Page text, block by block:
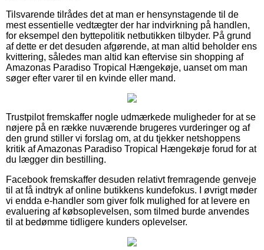
Tilsvarende tilrådes det at man er hensynstagende til de
mest essentielle vedtægter der har indvirkning på handlen,
for eksempel den byttepolitik netbutikken tilbyder. På grund
af dette er det desuden afgørende, at man altid beholder ens
kvittering, således man altid kan eftervise sin shopping af
Amazonas Paradiso Tropical Hængekøje, uanset om man
søger efter varer til en kvinde eller mand.
Trustpilot fremskaffer nogle udmærkede muligheder for at se
nøjere på en række nuværende brugeres vurderinger og af
den grund stiller vi forslag om, at du tjekker netshoppens
kritik af Amazonas Paradiso Tropical Hængekøje forud for at
du lægger din bestilling.
Facebook fremskaffer desuden relativt fremragende genveje
til at få indtryk af online butikkens kundefokus. I øvrigt møder
vi endda e-handler som giver folk mulighed for at levere en
evaluering af købsoplevelsen, som tilmed burde anvendes
til at bedømme tidligere kunders oplevelser.